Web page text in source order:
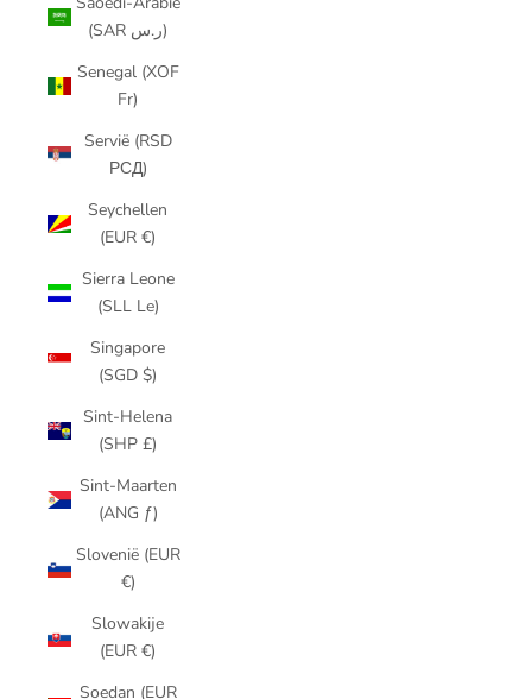
(SAR ر.س)
Senegal (XOF
Fr)
Servië (RSD
РСД)
Seychellen
(EUR €)
Sierra Leone
(SLL Le)
Singapore
(SGD $)
Sint-Helena
(SHP £)
Sint-Maarten
(ANG ƒ)
Slovenië (EUR
€)
Slowakije
(EUR €)
Soedan (EUR